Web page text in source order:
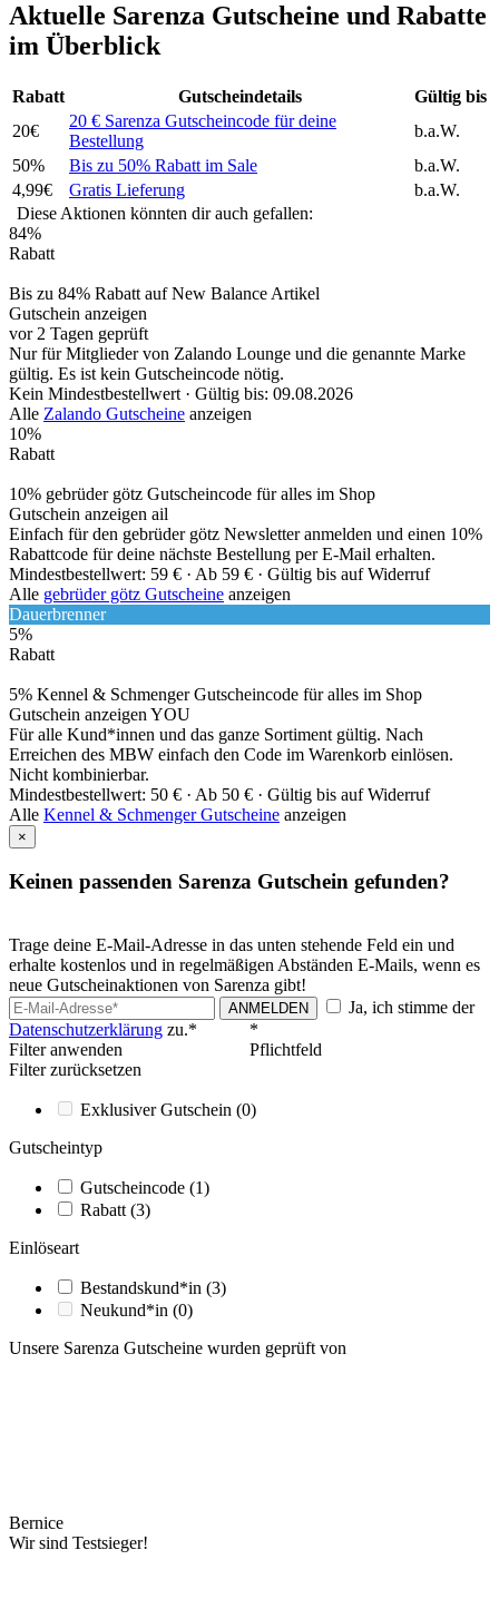
Aktuelle Sarenza Gutscheine und Rabatte
im Überblick
Rabatt Gutscheindetails
Gültig bis
20€
20 € Sarenza Gutscheincode für deine
Bestellung
b.a.W.
50%
Bis zu 50% Rabatt im Sale
b.a.W.
4,99€
Gratis Lieferung
b.a.W.
Diese Aktionen könnten dir auch gefallen:
84%
Rabatt
Bis zu 84% Rabatt auf New Balance Artikel
Gutschein anzeigen
vor 2 Tagen geprüft
Nur für Mitglieder von Zalando Lounge und die genannte Marke
gültig. Es ist kein Gutscheincode nötig.
Kein Mindestbestellwert · Gültig bis: 09.08.2026
Alle Zalando Gutscheine anzeigen
10%
Rabatt
10% gebrüder götz Gutscheincode für alles im Shop
Gutschein anzeigen ail
Einfach für den gebrüder götz Newsletter anmelden und einen 10%
Rabattcode für deine nächste Bestellung per E-Mail erhalten.
Mindestbestellwert: 59 € · Ab 59 € · Gültig bis auf Widerruf
Alle gebrüder götz Gutscheine anzeigen
Dauerbrenner
5%
Rabatt
5% Kennel & Schmenger Gutscheincode für alles im Shop
Gutschein anzeigen YOU
Für alle Kund*innen und das ganze Sortiment gültig. Nach
Erreichen des MBW einfach den Code im Warenkorb einlösen.
Nicht kombinierbar.
Mindestbestellwert: 50 € · Ab 50 € · Gültig bis auf Widerruf
Alle Kennel & Schmenger Gutscheine anzeigen
×
Keinen passenden Sarenza Gutschein gefunden?
Trage deine E-Mail-Adresse in das unten stehende Feld ein und
erhalte kostenlos und in regelmäßigen Abständen E-Mails, wenn es
neue Gutscheinaktionen von Sarenza gibt!
ANMELDEN
Ja, ich stimme der
Datenschutzerklärung zu.*
*
Pflichtfeld
Filter anwenden
Filter zurücksetzen
Exklusiver Gutschein (0)
Gutscheintyp
Gutscheincode (1)
Rabatt (3)
Einlöseart
Bestandskund*in (3)
Neukund*in (0)
Unsere Sarenza Gutscheine wurden geprüft von
Bernice
Wir sind Testsieger!